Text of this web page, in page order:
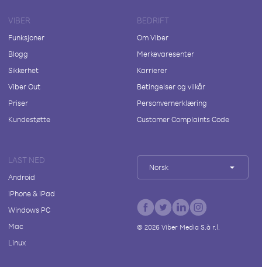
VIBER
Funksjoner
Blogg
Sikkerhet
Viber Out
Priser
Kundestøtte
BEDRIFT
Om Viber
Merkevaresenter
Karrierer
Betingelser og vilkår
Personvernerklæring
Customer Complaints Code
LAST NED
Android
iPhone & iPad
Windows PC
Mac
Linux
Norsk
© 2026Viber Media S.à r.l.